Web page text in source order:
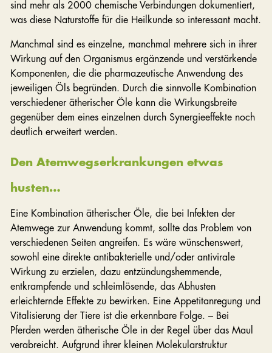
sind mehr als 2000 chemische Verbindungen dokumentiert,
was diese Naturstoffe für die Heilkunde so interessant macht.
Manchmal sind es einzelne, manchmal mehrere sich in ihrer
Wirkung auf den Organismus ergänzende und verstärkende
Komponenten, die die pharmazeutische Anwendung des
jeweiligen Öls begründen. Durch die sinnvolle Kombination
verschiedener ätherischer Öle kann die Wirkungsbreite
gegenüber dem eines einzelnen durch Synergieeffekte noch
deutlich erweitert werden.
Den Atemwegserkrankungen etwas
husten…
Eine Kombination ätherischer Öle, die bei Infekten der
Atemwege zur Anwendung kommt, sollte das Problem von
verschiedenen Seiten angreifen. Es wäre wünschenswert,
sowohl eine direkte antibakterielle und/oder antivirale
Wirkung zu erzielen, dazu entzündungshemmende,
entkrampfende und schleimlösende, das Abhusten
erleichternde Effekte zu bewirken. Eine Appetitanregung und
Vitalisierung der Tiere ist die erkennbare Folge. – Bei
Pferden werden ätherische Öle in der Regel über das Maul
verabreicht. Aufgrund ihrer kleinen Molekularstruktur